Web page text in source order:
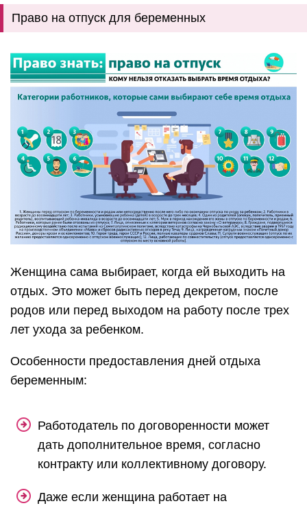
Право на отпуск для беременных
Женщина сама выбирает, когда ей выходить на
отдых. Это может быть перед декретом, после
родов или перед выходом на работу после трех
лет ухода за ребенком.
Особенности предоставления дней отдыха
беременным:
Работодатель по договоренности может
дать дополнительное время, согласно
контракту или коллективному договору.
Даже если женщина работает на